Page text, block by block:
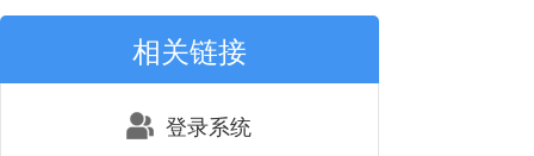
相关链接
登录系统